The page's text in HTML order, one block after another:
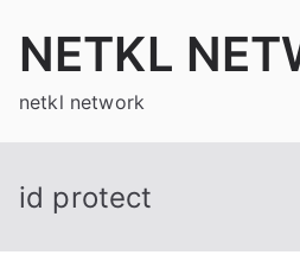
NETKL
netkl network
id protect